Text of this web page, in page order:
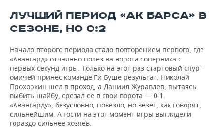
ЛУЧШИЙ ПЕРИОД «АК БАРСА» В
СЕЗОНЕ, НО 0:2
Начало второго периода стало повторением первого, где
«Авангард» отчаянно полез на ворота соперника с
первых секунд игры. Только на этот раз стартовый спурт
омичей принес команде Ги Буше результат. Николай
Прохоркин шел в проход, а Даниил Журавлев, пытаясь
выбить шайбу, срезал ее в свои ворота — 0:1.
«Авангарду», безусловно, повезло, но везет, как говорят,
сильнейшим. А гости на этот момент игры выглядели
гораздо сильнее хозяев.